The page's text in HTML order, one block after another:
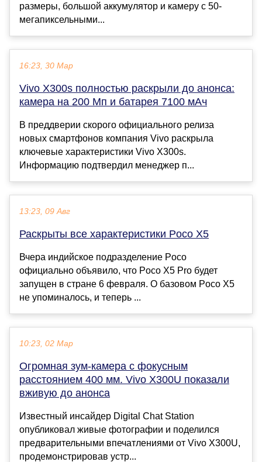
размеры, большой аккумулятор и камеру с 50-
мегапиксельными...
16:23, 30 Мар
Vivo X300s полностью раскрыли до анонса:
камера на 200 Мп и батарея 7100 мАч
В преддверии скорого официального релиза
новых смартфонов компания Vivo раскрыла
ключевые характеристики Vivo X300s.
Информацию подтвердил менеджер п...
13:23, 09 Авг
Раскрыты все характеристики Poco X5
Вчера индийское подразделение Poco
официально объявило, что Poco X5 Pro будет
запущен в стране 6 февраля. О базовом Poco X5
не упоминалось, и теперь ...
10:23, 02 Мар
Огромная зум-камера с фокусным
расстоянием 400 мм. Vivo X300U показали
вживую до анонса
Известный инсайдер Digital Chat Station
опубликовал живые фотографии и поделился
предварительными впечатлениями от Vivo X300U,
продемонстрировав устр...